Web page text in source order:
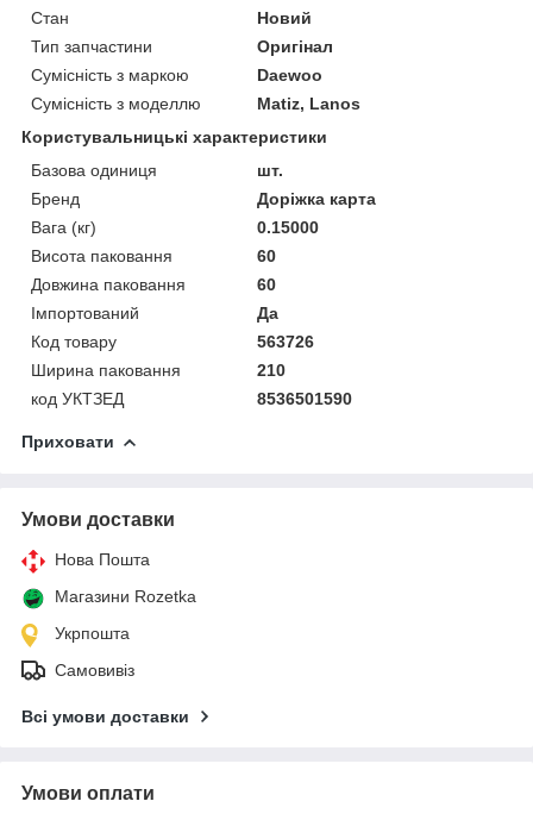
Стан
Новий
Тип запчастини
Оригінал
Сумісність з маркою
Daewoo
Сумісність з моделлю
Matiz, Lanos
Користувальницькі характеристики
Базова одиниця
шт.
Бренд
Доріжка карта
Вага (кг)
0.15000
Висота паковання
60
Довжина паковання
60
Імпортований
Да
Код товару
563726
Ширина паковання
210
код УКТЗЕД
8536501590
Приховати
Умови доставки
Нова Пошта
Магазини Rozetka
Укрпошта
Самовивіз
Всі умови доставки
Умови оплати